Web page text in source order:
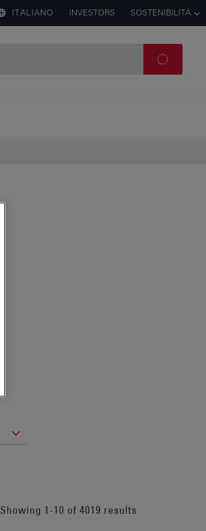
ITALIANO INVESTORS SOSTENIBILITÀ
Showing 1-10 of 4019 results